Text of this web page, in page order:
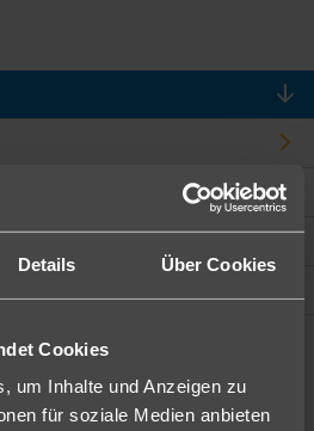
Details Über Cookies
Cookies
um Inhalte und Anzeigen zu
für soziale Medien anbieten
Wünschen